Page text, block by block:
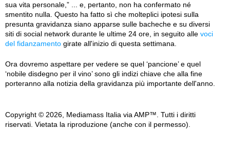
sua vita personale,” ... e, pertanto, non ha confermato né
smentito nulla. Questo ha fatto sì che molteplici ipotesi sulla
presunta gravidanza siano apparse sulle bacheche e su diversi
siti di social network durante le ultime 24 ore, in seguito alle voci
del fidanzamento girate all'inizio di questa settimana.
Ora dovremo aspettare per vedere se quel ‘pancione’ e quel
‘nobile disdegno per il vino’ sono gli indizi chiave che alla fine
porteranno alla notizia della gravidanza più importante dell'anno.
Copyright © 2026, Mediamass Italia via AMP™. Tutti i diritti
riservati. Vietata la riproduzione (anche con il permesso).